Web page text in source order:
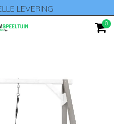
LEVERING
0